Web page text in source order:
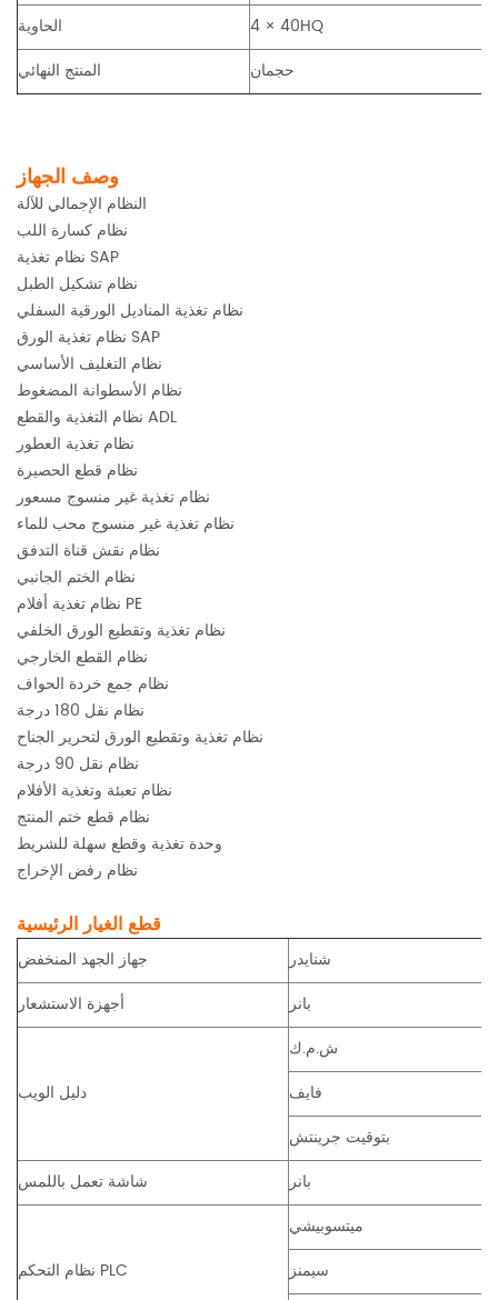
الحاوية
4 × 40HQ
المنتج النهائي
حجمان
وصف الجهاز
النظام الإجمالي للآلة
نظام كسارة اللب
نظام تغذية SAP
نظام تشكيل الطبل
نظام تغذية المناديل الورقية السفلي
نظام تغذية الورق SAP
نظام التغليف الأساسي
نظام الأسطوانة المضغوط
نظام التغذية والقطع ADL
نظام تغذية العطور
نظام قطع الحصيرة
نظام تغذية غير منسوج مسعور
نظام تغذية غير منسوج محب للماء
نظام نقش قناة التدفق
نظام الختم الجانبي
نظام تغذية أفلام PE
نظام تغذية وتقطيع الورق الخلفي
نظام القطع الخارجي
نظام جمع خردة الحواف
نظام نقل 180 درجة
نظام تغذية وتقطيع الورق لتحرير الجناح
نظام نقل 90 درجة
نظام تعبئة وتغذية الأفلام
نظام قطع ختم المنتج
وحدة تغذية وقطع سهلة للشريط
نظام رفض الإخراج
قطع الغيار الرئيسية
جهاز الجهد المنخفض
شنايدر
أجهزة الاستشعار
بانر
دليل الويب
ش.م.ك
فايف
بتوقيت جرينتش
شاشة تعمل باللمس
بانر
نظام التحكم PLC
ميتسوبيشي
سيمنز